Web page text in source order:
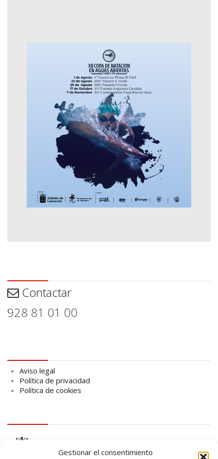
Gestionar el consentimiento
Contactar
928 81 01 00
Aviso legal
Política de privacidad
Política de cookies